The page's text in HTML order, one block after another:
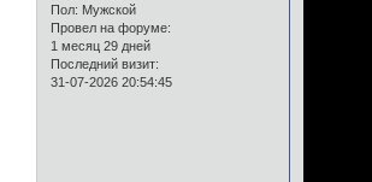
Пол: Мужской
Провел на форуме:
1 месяц 29 дней
Последний визит:
31-07-2026 20:54:45